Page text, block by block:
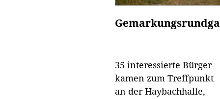
35 interessierte Bürger
kamen zum Treffpunkt
an der Haybachhalle,